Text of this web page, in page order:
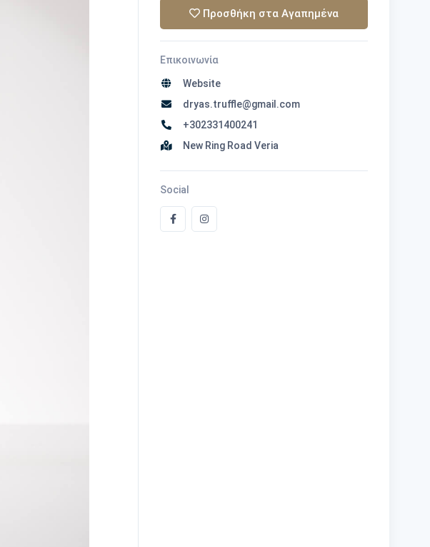
Προσθήκη στα Αγαπημένα
Επικοινωνία
Website
dryas.truffle@gmail.com
+302331400241
New Ring Road Veria
Social